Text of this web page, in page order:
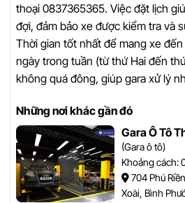
thoại 0837365365. Việc đặt lịch
đợi, đảm bảo xe được kiểm tra và
Thời gian tốt nhất để mang xe
ngày trong tuần (từ thứ Hai đến
không quá đông, giúp gara xử lý
Những nơi khác gần đó
Gara Ô Tô
(Gara ô tô)
Khoảng cách:
704 Phú
Xoài, Bình